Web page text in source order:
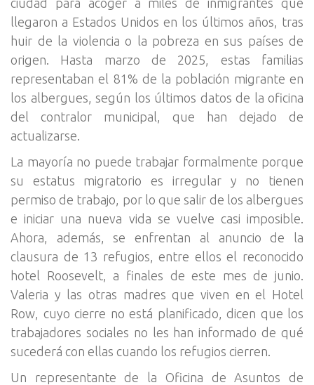
ciudad para acoger a miles de inmigrantes que
llegaron a Estados Unidos en los últimos años, tras
huir de la violencia o la pobreza en sus países de
origen. Hasta marzo de 2025, estas familias
representaban el 81% de la población migrante en
los albergues, según los últimos datos de la oficina
del contralor municipal, que han dejado de
actualizarse.
La mayoría no puede trabajar formalmente porque
su estatus migratorio es irregular y no tienen
permiso de trabajo, por lo que salir de los albergues
e iniciar una nueva vida se vuelve casi imposible.
Ahora, además, se enfrentan al anuncio de la
clausura de 13 refugios, entre ellos el reconocido
hotel Roosevelt, a finales de este mes de junio.
Valeria y las otras madres que viven en el Hotel
Row, cuyo cierre no está planificado, dicen que los
trabajadores sociales no les han informado de qué
sucederá con ellas cuando los refugios cierren.
Un representante de la Oficina de Asuntos de